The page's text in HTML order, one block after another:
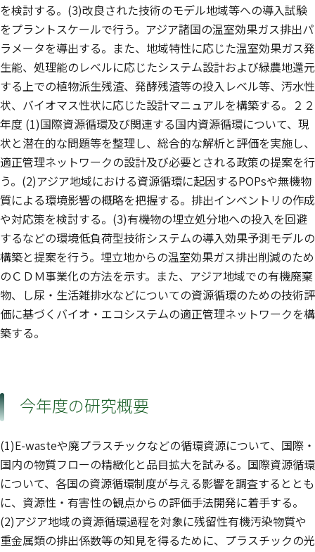
を検討する。(3)改良された技術のモデル地域等への導入試験
をプラントスケールで行う。アジア諸国の温室効果ガス排出パ
ラメータを導出する。また、地域特性に応じた温室効果ガス発
生能、処理能のレベルに応じたシステム設計および緑農地還元
する上での植物派生残渣、発酵残渣等の投入レベル等、汚水性
状、バイオマス性状に応じた設計マニュアルを構築する。２２
年度 (1)国際資源循環及び関連する国内資源循環について、現
状と潜在的な問題等を整理し、総合的な解析と評価を実施し、
適正管理ネットワークの設計及び必要とされる政策の提案を行
う。(2)アジア地域における資源循環に起因するPOPsや無機物
質による環境影響の概略を把握する。排出インベントリの作成
や対応策を検討する。(3)有機物の埋立処分地への投入を回避
するなどの環境低負荷型技術システムの導入効果予測モデルの
構築と提案を行う。埋立地からの温室効果ガス排出削減のため
のＣＤＭ事業化の方法を示す。また、アジア地域での有機廃棄
物、し尿・生活雑排水などについての資源循環のための技術評
価に基づくバイオ・エコシステムの適正管理ネットワークを構
築する。
今年度の研究概要
(1)E-wasteや廃プラスチックなどの循環資源について、国際・
国内の物質フローの精緻化と品目拡大を試みる。国際資源循環
について、各国の資源循環制度が与える影響を調査するととも
に、資源性・有害性の観点からの評価手法開発に着手する。
(2)アジア地域の資源循環過程を対象に残留性有機汚染物質や
重金属類の排出係数等の知見を得るために、プラスチックの光